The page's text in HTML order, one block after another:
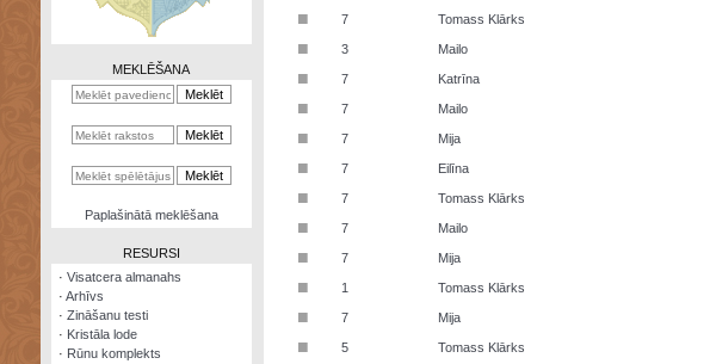
kalkulators
MEKLĒŠANA
Paplašinātā meklēšana
RESURSI
· Visatcera almanahs
· Arhīvs
· Zināšanu testi
· Kristāla lode
· Rūnu komplekts
■ 7 Tomass Klārks
■ 3 Mailo
■ 7 Katrīna
■ 7 Mailo
■ 7 Mija
■ 7 Eilīna
■ 7 Tomass Klārks
■ 7 Mailo
■ 7 Mija
■ 1 Tomass Klārks
■ 7 Mija
■ 5 Tomass Klārks